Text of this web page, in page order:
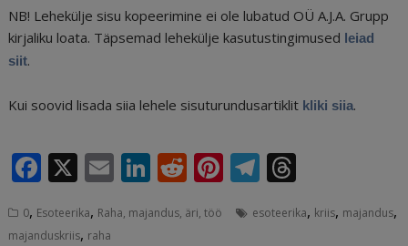
NB! Lehekülje sisu kopeerimine ei ole lubatud OÜ A.J.A. Grupp
kirjaliku loata. Täpsemad lehekülje kasutustingimused leiad
siit.
Kui soovid lisada siia lehele sisuturundusartiklit kliki siia.
F
c
X E
ai
Li
k
R
d
Pi
te
T
e r
0, Esoteerika, Raha, majandus, äri, töö esoteerika, kriis, majandus,
majanduskriis, raha